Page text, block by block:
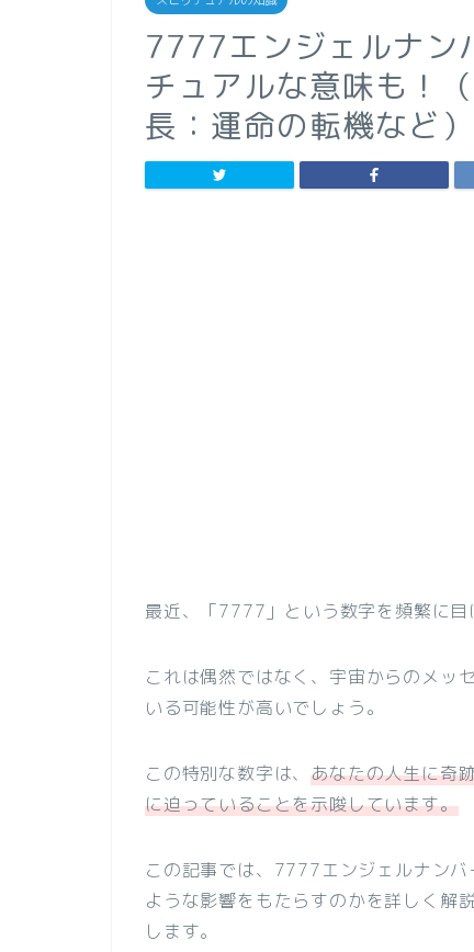
7777エンジェルナン
チュアルな意味も！
長：運命の転機など）
最近、「7777」という数字を頻繁に目
これは偶然ではなく、宇宙からのメッ
いる可能性が高いでしょう。
この特別な数字は、あなたの人生に奇
に迫っていることを示唆しています。
この記事では、7777エンジェルナン
ような影響をもたらすのかを詳しく解
します。